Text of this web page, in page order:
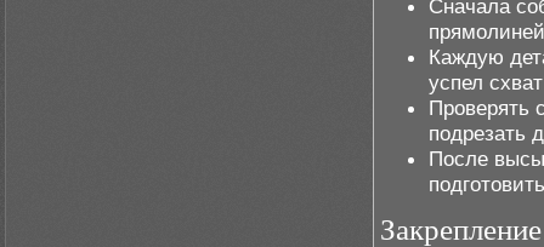
Сначала
Каждую
успел
Проверять
подрезать
После